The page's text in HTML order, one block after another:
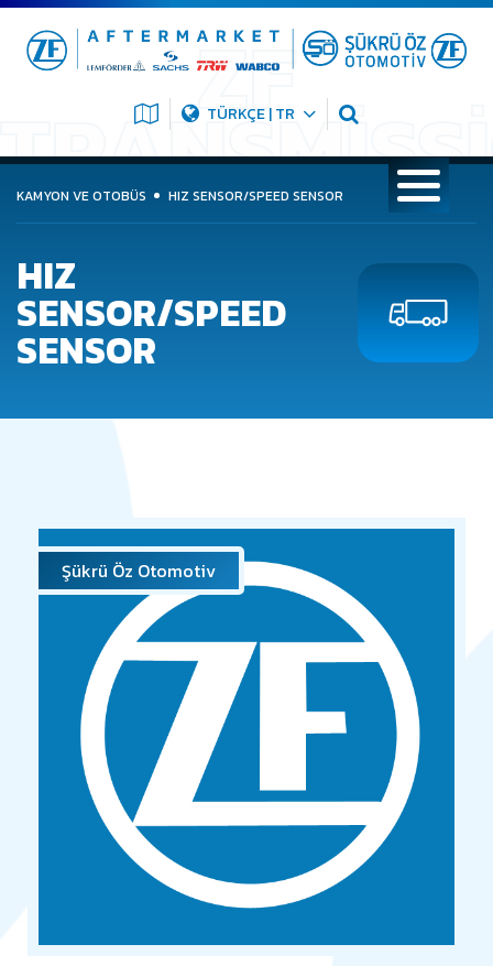
TÜRKÇE | TR
KAMYON VE OTOBÜS HIZ SENSOR/SPEED SENSOR
HIZ
SENSOR/SPEED
SENSOR
Şükrü Öz Otomotiv